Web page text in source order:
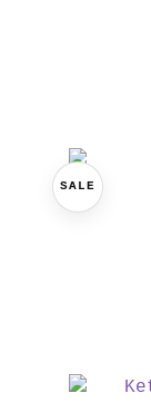
SALE